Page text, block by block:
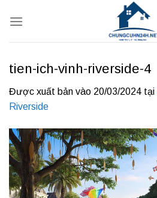
qua
tien-ich-vinh-riverside-4
Được xuất bản vào 20/03/2024 tại
Riverside